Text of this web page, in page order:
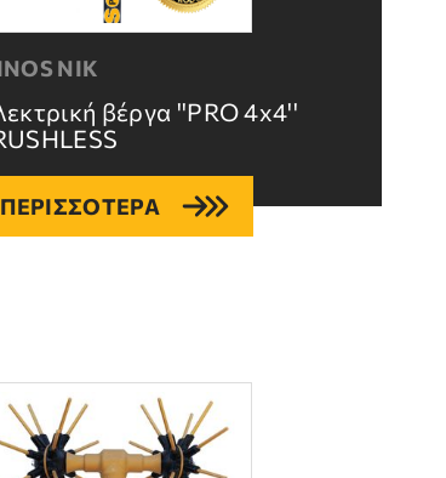
NIK
βέργα ''PRO 4x4''
ΠΕΡΙΣΣΟΤΕΡΑ